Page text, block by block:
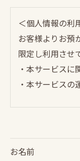
＜個人情報の利
お客様よりお預
限定し利用させ
・本サービスに
・本サービス
られた場合を除き
お名前